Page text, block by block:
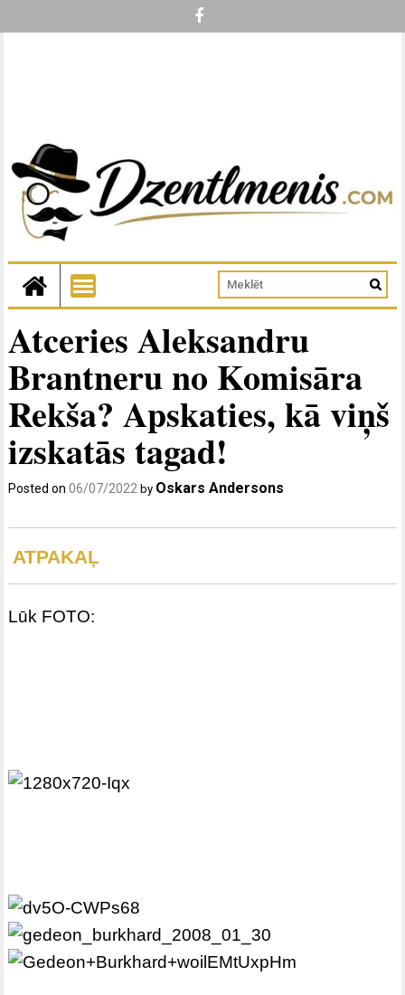
Atceries Aleksandru
Brantneru no Komisāra
Rekša? Apskaties, kā viņš
izskatās tagad!
Posted on06/07/2022 by Oskars Andersons
ATPAKAĻ
Lūk FOTO: